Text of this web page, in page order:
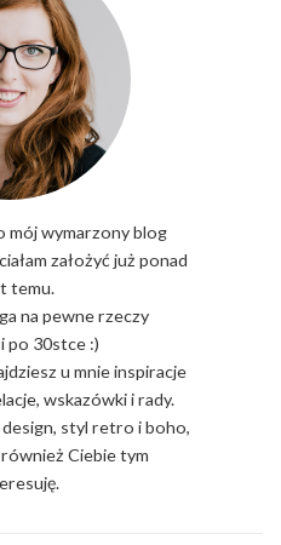
mój wymarzony blog
założyć już ponad
temu.
na pewne rzeczy
po 30stce :)
u mnie inspiracje
wskazówki i rady.
design, styl retro i boho,
również Ciebie tym